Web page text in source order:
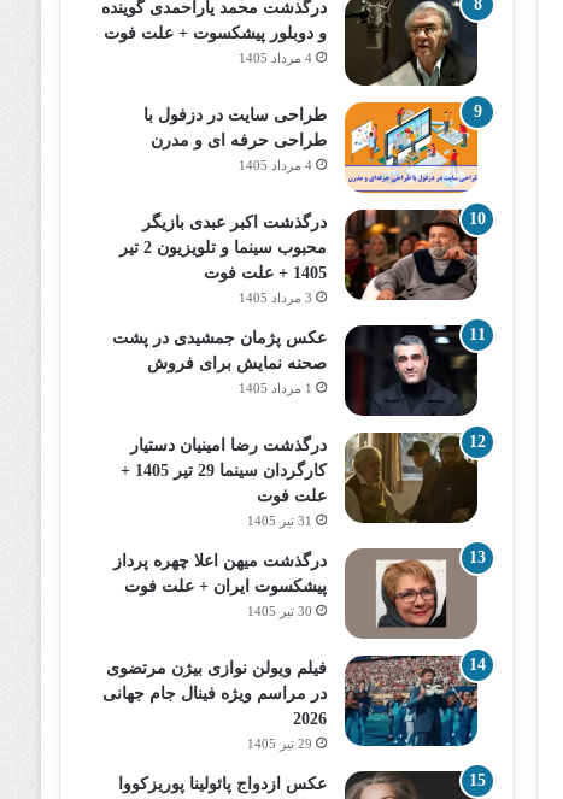
درگذشت محمد یاراحمدی گوینده
و دوبلور پیشکسوت + علت فوت
4 مرداد 1405
طراحی سایت در دزفول با
طراحی حرفه‌ ای و مدرن
4 مرداد 1405
درگذشت اکبر عبدی بازیگر
محبوب سینما و تلویزیون 2 تیر
1405 + علت فوت
3 مرداد 1405
عکس پژمان جمشیدی در پشت
صحنه نمایش برای فروش
1 مرداد 1405
درگذشت رضا امینیان دستیار
کارگردان سینما 29 تیر 1405 +
علت فوت
31 تیر 1405
درگذشت میهن اعلا چهره پرداز
پیشکسوت ایران + علت فوت
30 تیر 1405
فیلم ویولن نوازی بیژن مرتضوی
در مراسم ویژه فینال جام جهانی
2026
29 تیر 1405
عکس ازدواج پائولینا پوریزکووا